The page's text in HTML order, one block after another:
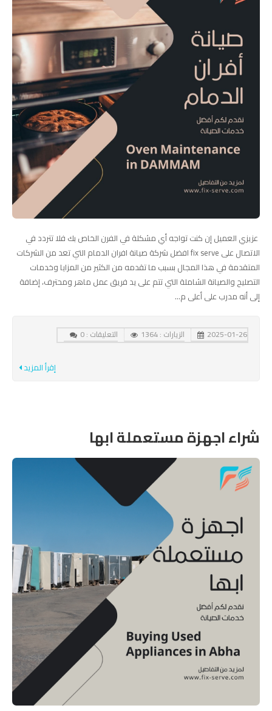
عزيزي العميل إن كنت تواجه أي مشكلة في الفرن الخاص بك فلا تتردد في
الاتصال على fix serve افضل شركة صيانة افران الدمام التي تعد من الشركات
المتقدمة في هذا المجال بسبب ما تقدمه من الكثير من المزايا وخدمات
التصليح والصيانة الشاملة التي تتم على يد فريق عمل ماهر ومحترف، إضافة
إلى أنه مدرب على أعلى م...
2025-01-26 الزيارات : 1364 التعليقات : 0
إقرأ المزيد
شراء اجهزة مستعملة ابها